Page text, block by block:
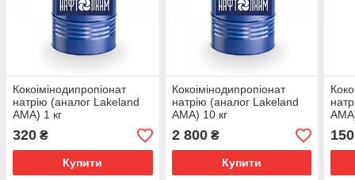
Кокоімінодипропіонат
натрію (аналог Lakeland
AMA) 1 кг
320 ₴
Купити
Кокоімінодипропіонат
натрію (аналог Lakeland
AMA) 10 кг
2 800₴
Купити
150